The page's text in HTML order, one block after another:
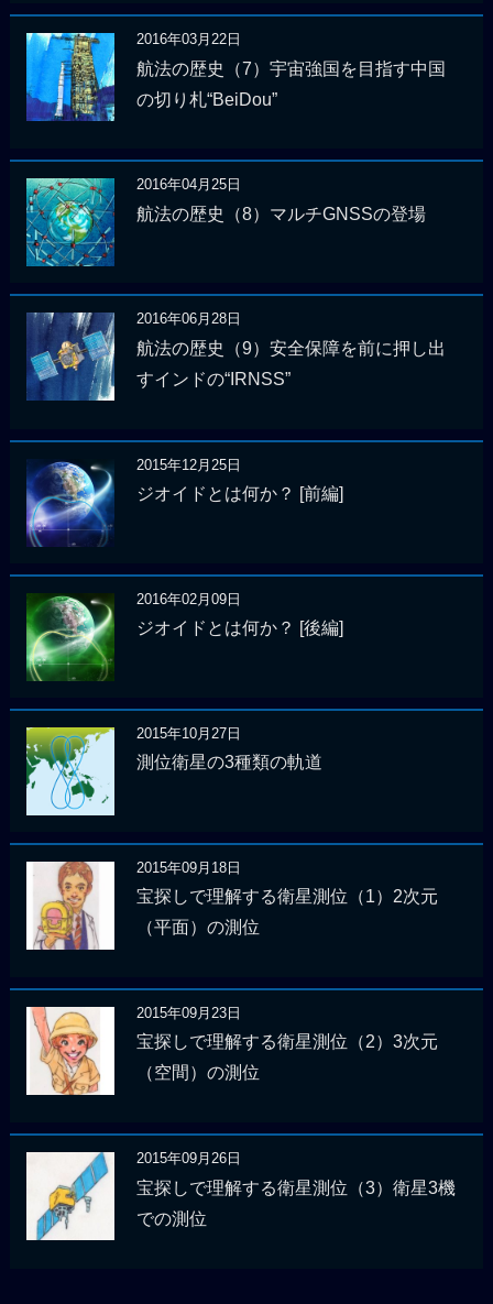
2016年03月22日
航法の歴史（7）宇宙強国を目指す中国
の切り札“BeiDou”
2016年04月25日
航法の歴史（8）マルチGNSSの登場
2016年06月28日
航法の歴史（9）安全保障を前に押し出
すインドの“IRNSS”
2015年12月25日
ジオイドとは何か？ [前編]
2016年02月09日
ジオイドとは何か？ [後編]
2015年10月27日
測位衛星の3種類の軌道
2015年09月18日
宝探しで理解する衛星測位（1）2次元
（平面）の測位
2015年09月23日
宝探しで理解する衛星測位（2）3次元
（空間）の測位
2015年09月26日
宝探しで理解する衛星測位（3）衛星3機
での測位